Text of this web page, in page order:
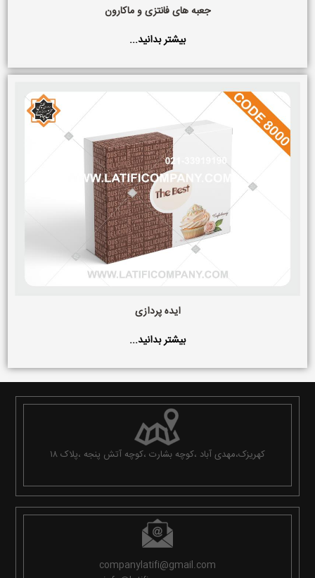
جعبه های فانتزی و ماکارون
بیشتر بدانید...
ایده پردازی
بیشتر بدانید...
کهریزک،مهدی آباد ،کوچه بشارت ،کوچه آتش پنجه ،پلاک ۱۸
companylatifi@gmail.com